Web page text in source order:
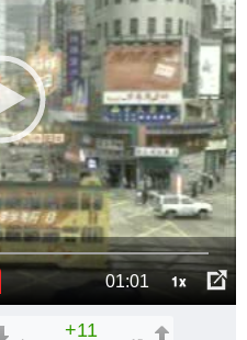
01:01 1x
+11